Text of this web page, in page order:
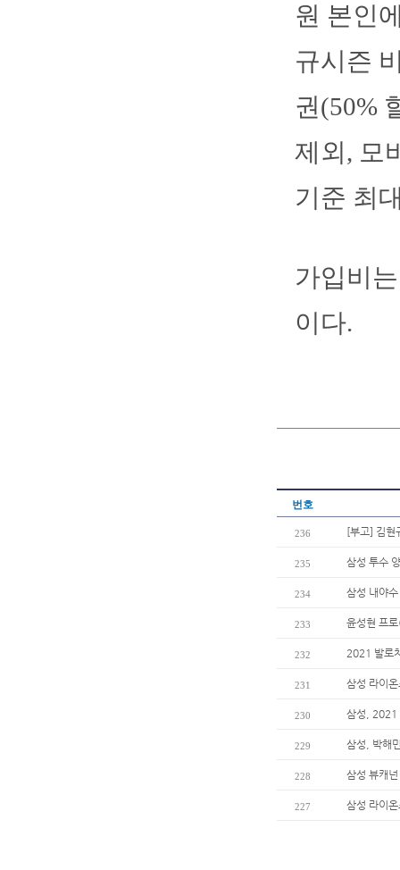
원 본인
규시즌
권(50%
제외, 모
기준 최
가입비
이다.
번호
236 [부고] 김현
235 삼성 투수
234 삼성 내야
233 윤성현 프
232 2021 발로
231 삼성 라이
230 삼성, 2021
229 삼성, 박해
228 삼성 뷰캐
227 삼성 라이